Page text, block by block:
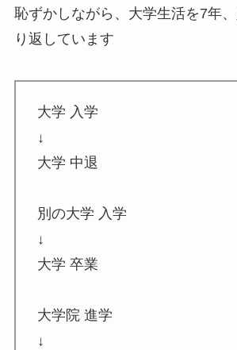
恥ずかしながら、大学生活を7年
り返しています
大学 入学
↓
大学 中退
別の大学 入学
↓
大学 卒業
大学院 進学
↓